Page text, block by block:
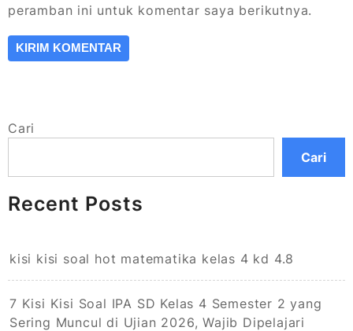
peramban ini untuk komentar saya berikutnya.
Cari
Cari
Recent Posts
kisi kisi soal hot matematika kelas 4 kd 4.8
7 Kisi Kisi Soal IPA SD Kelas 4 Semester 2 yang
Sering Muncul di Ujian 2026, Wajib Dipelajari